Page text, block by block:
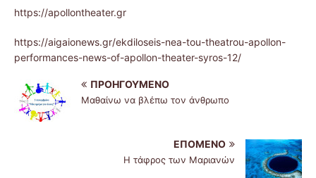
https://apollontheater.gr
https://aigaionews.gr/ekdiloseis-nea-tou-theatrou-apollon-
performances-news-of-apollon-theater-syros-12/
ΠΡΟΗΓΟΎΜΕΝΟ
Μαθαίνω να βλέπω τον άνθρωπο
ΕΠΌΜΕΝΟ
Η τάφρος των Μαριανών